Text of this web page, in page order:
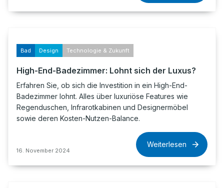
Bad Design Technologie & Zukunft
High-End-Badezimmer: Lohnt sich der Luxus?
Erfahren Sie, ob sich die Investition in ein High-End-
Badezimmer lohnt. Alles über luxuriöse Features wie
Regenduschen, Infrarotkabinen und Designermöbel
sowie deren Kosten-Nutzen-Balance.
16. November 2024
Weiterlesen